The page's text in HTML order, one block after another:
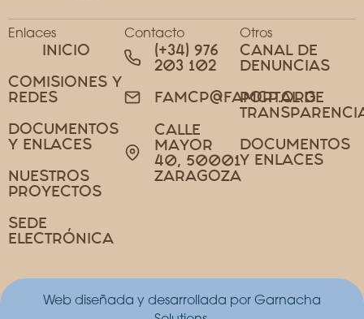
Enlaces
INICIO
COMISIONES Y
REDES
DOCUMENTOS
Y ENLACES
NUESTROS
PROYECTOS
SEDE
ELECTRÓNICA
Contacto
(+34) 976
203 102
FAMCP@FAMCP.ORG
CALLE
MAYOR
40, 50001
ZARAGOZA
Otros
CANAL DE
DENUNCIAS
PORTAL DE
DOCUMENTOS
Y ENLACES
Web diseñada y desarrollada por Garnacha